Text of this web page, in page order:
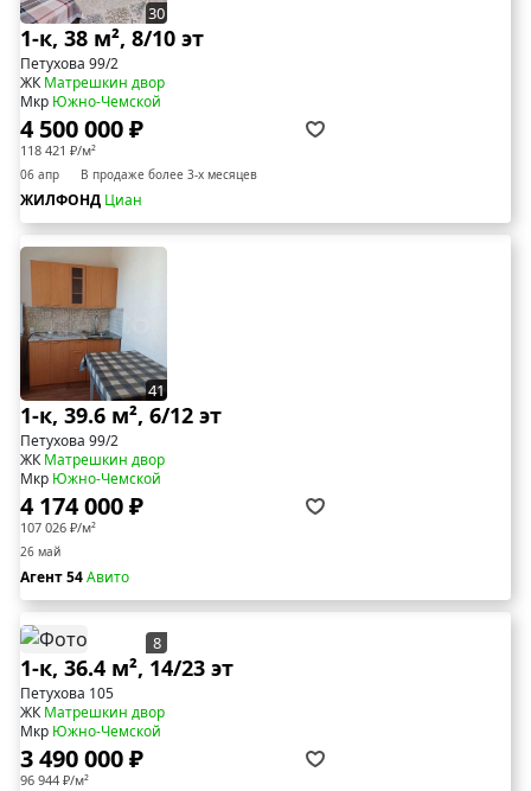
30
1-к, 38 м², 8/10 эт
Петухова 99/2
ЖКМатрешкин двор
Мкр Южно-Чемской
4 500 000 ₽
118 421 ₽/м²
06 апр В продаже более 3-х месяцев
ЖИЛФОНД Циан
41
1-к, 39.6 м², 6/12 эт
Петухова 99/2
ЖКМатрешкин двор
Мкр Южно-Чемской
4 174 000 ₽
107 026 ₽/м²
26 май
Агент 54Авито
8
1-к, 36.4 м², 14/23 эт
Петухова 105
ЖКМатрешкин двор
Мкр Южно-Чемской
3 490 000 ₽
96 944 ₽/м²